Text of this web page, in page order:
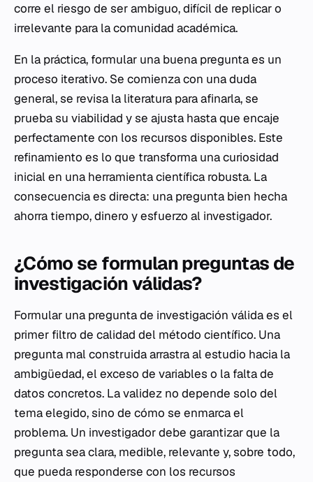
corre el riesgo de ser ambiguo, difícil de replicar o
irrelevante para la comunidad académica.
En la práctica, formular una buena pregunta es un
proceso iterativo. Se comienza con una duda
general, se revisa la literatura para afinarla, se
prueba su viabilidad y se ajusta hasta que encaje
perfectamente con los recursos disponibles. Este
refinamiento es lo que transforma una curiosidad
inicial en una herramienta científica robusta. La
consecuencia es directa: una pregunta bien hecha
ahorra tiempo, dinero y esfuerzo al investigador.
¿Cómo se formulan preguntas de
investigación válidas?
Formular una pregunta de investigación válida es el
primer filtro de calidad del método científico. Una
pregunta mal construida arrastra al estudio hacia la
ambigüedad, el exceso de variables o la falta de
datos concretos. La validez no depende solo del
tema elegido, sino de cómo se enmarca el
problema. Un investigador debe garantizar que la
pregunta sea clara, medible, relevante y, sobre todo,
que pueda responderse con los recursos